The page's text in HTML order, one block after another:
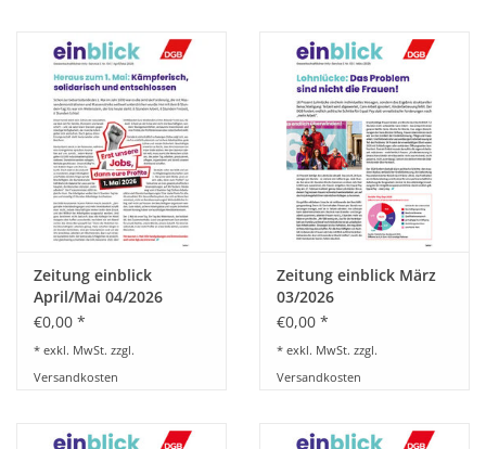
VEREINBARKEIT GESTALTEN
MIETENSTOPP
BETRIEBSRATSWAHL 2026
Zeitung einblick
April/Mai 04/2026
€0,00 *
* exkl. MwSt. zzgl.
Versandkosten
Zeitung einblick März
03/2026
€0,00 *
* exkl. MwSt. zzgl.
Versandkosten